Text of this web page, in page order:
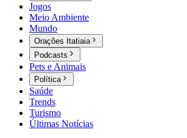
Jogos
Meio Ambiente
Mundo
Orações Itatiaia
Podcasts
Pets e Animais
Política
Saúde
Trends
Turismo
Últimas Notícias